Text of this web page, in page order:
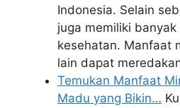
Indonesia. Selain
juga memiliki
kesehatan. Manfaat
lain dapat
Temukan Manfaat
Madu yang Bikin…